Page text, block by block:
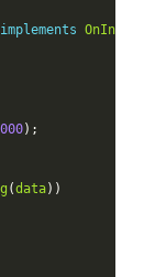
implements OnInit
);
(data))